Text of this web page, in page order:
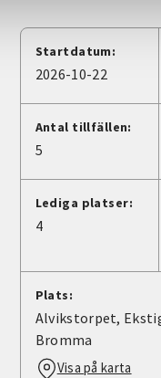
Startdatum:
2026-10-22
Antal tillfällen:
5
Lediga platser:
4
Plats:
Alvikstorpet,
Bromma
Visa på karta